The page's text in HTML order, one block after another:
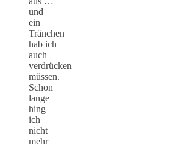
und
ein
Tränchen
hab ich
auch
verdrücken
müssen.
Schon
lange
hing
ich
nicht
mehr